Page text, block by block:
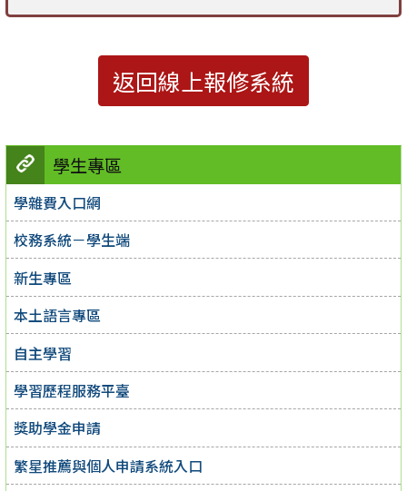
學生專區
學雜費入口網
校務系統－學生端
新生專區
本土語言專區
自主學習
學習歷程服務平臺
獎助學金申請
繁星推薦與個人申請系統入口
返回線上報修系統